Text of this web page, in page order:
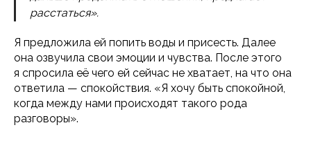
расстаться».
Я предложила ей попить воды и присесть. Далее
она озвучила свои эмоции и чувства. После этого
я спросила её чего ей сейчас не хватает, на что она
ответила — спокойствия. «Я хочу быть спокойной,
когда между нами происходят такого рода
разговоры».